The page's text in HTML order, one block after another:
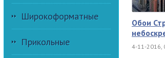
Широкоформатные
Прикольные
Обои
4-11-2016,